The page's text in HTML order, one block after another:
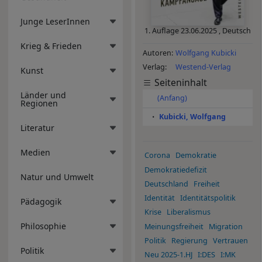
Junge LeserInnen
Krieg & Frieden
Kunst
Länder und
Regionen
Literatur
Medien
Natur und Umwelt
Pädagogik
Philosophie
Politik
1. Auflage23.06.2025 , Deutsch
Autoren Wolfgang Kubicki
Verlag
Westend-Verlag
Seiteninhalt
(Anfang)
Kubicki, Wolfgang
Corona
Demokratie
Demokratiedefizit
Deutschland
Freiheit
Identität Identitätspolitik
Krise
Liberalismus
Meinungsfreiheit
Migration
Politik
Regierung
Vertrauen
Neu 2025-1.HJ I:DES I:MK